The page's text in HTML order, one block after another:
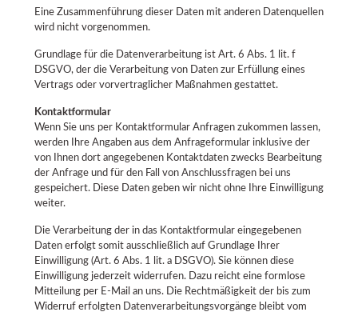
Eine Zusammenführung dieser Daten mit anderen Datenquellen
wird nicht vorgenommen.
Grundlage für die Datenverarbeitung ist Art. 6 Abs. 1 lit. f
DSGVO, der die Verarbeitung von Daten zur Erfüllung eines
Vertrags oder vorvertraglicher Maßnahmen gestattet.
Kontaktformular
Wenn Sie uns per Kontaktformular Anfragen zukommen lassen,
werden Ihre Angaben aus dem Anfrageformular inklusive der
von Ihnen dort angegebenen Kontaktdaten zwecks Bearbeitung
der Anfrage und für den Fall von Anschlussfragen bei uns
gespeichert. Diese Daten geben wir nicht ohne Ihre Einwilligung
weiter.
Die Verarbeitung der in das Kontaktformular eingegebenen
Daten erfolgt somit ausschließlich auf Grundlage Ihrer
Einwilligung (Art. 6 Abs. 1 lit. a DSGVO). Sie können diese
Einwilligung jederzeit widerrufen. Dazu reicht eine formlose
Mitteilung per E-Mail an uns. Die Rechtmäßigkeit der bis zum
Widerruf erfolgten Datenverarbeitungsvorgänge bleibt vom